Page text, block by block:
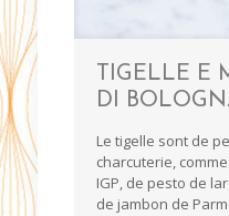
TIGELLE E
DI
Le tigelle sont de
charcuterie,
IGP, de pesto de
de jambon de